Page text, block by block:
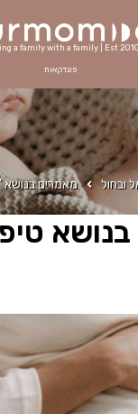
a family with a family | Est 2010
פונדקאות
ובחול מאמרים בנושא